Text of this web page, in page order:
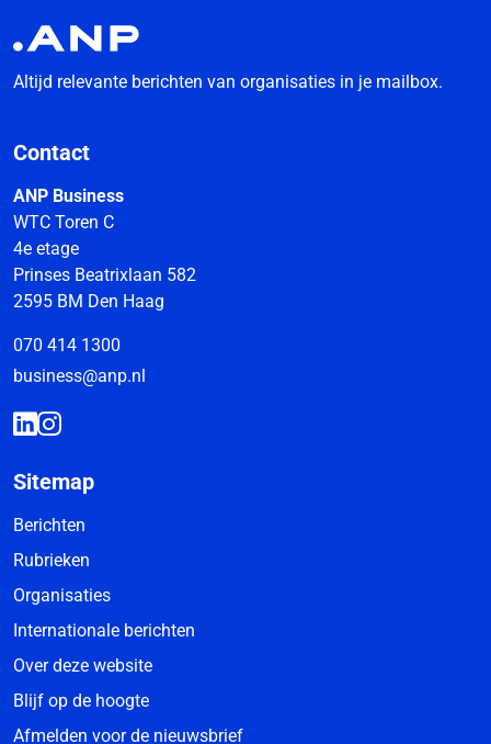
Altijd relevante berichten van organisaties in je mailbox.
Contact
ANP Business
WTC Toren C
4e etage
Prinses Beatrixlaan 582
2595 BM Den Haag
070 414 1300
business@anp.nl
Sitemap
Berichten
Rubrieken
Organisaties
Internationale berichten
Over deze website
Blijf op de hoogte
Afmelden voor de nieuwsbrief